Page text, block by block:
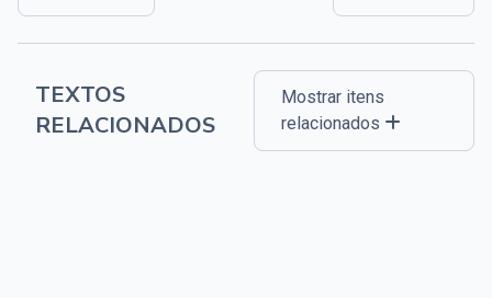
TEXTOS
RELACIONADOS
Mostrar itens
relacionados